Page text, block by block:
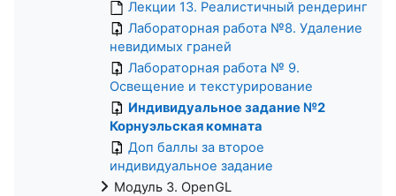
Лекции 13. Реалистичный рендеринг
Лабораторная работа №8. Удаление
невидимых граней
Лабораторная работа № 9.
Освещение и текстурирование
Индивидуальное задание №2
Корнуэльская комната
Доп баллы за второе
индивидуальное задание
Модуль 3. OpenGL